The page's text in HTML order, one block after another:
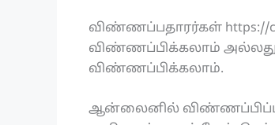
விண்ணப்பதாரர்கள்
விண்ணப்பிக்கலாம் அல்லது
விண்ணப்பிக்கலாம்.
ஆன்லைனில்